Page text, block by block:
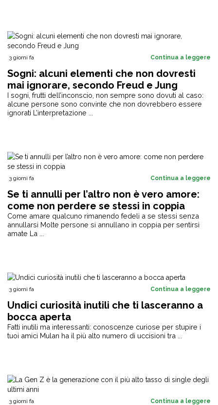
3 giorni fa Continua a leggere
Sogni: alcuni elementi che non dovresti
mai ignorare, secondo Freud e Jung
I sogni, frutti dell’inconscio, non sempre sono dovuti al caso:
alcune persone sono convinte che non dovrebbero essere
ignorati L’interpretazione ...
3 giorni fa Continua a leggere
Se ti annulli per l’altro non è vero amore:
come non perdere se stessi in coppia
Come amare qualcuno rimanendo fedeli a se stessi senza
annullarsi Molte persone si annullano in coppia per sentirsi
amate La ...
3 giorni fa Continua a leggere
Undici curiosità inutili che ti lasceranno a
bocca aperta
Fatti inutili ma interessanti: conoscenze curiose per stupire i
tuoi amici Mulan ha il più alto numero di uccisioni tra ...
3 giorni fa Continua a leggere